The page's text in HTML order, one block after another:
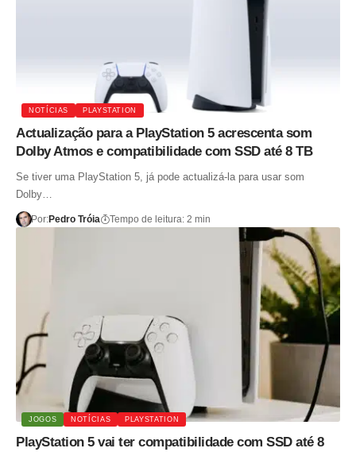
NOTÍCIAS PLAYSTATION
Actualização para a PlayStation 5 acrescenta som
Dolby Atmos e compatibilidade com SSD até 8 TB
Se tiver uma PlayStation 5, já pode actualizá-la para usar som
Dolby…
Por:Pedro Tróia Tempo de leitura: 2 min
JOGOS NOTÍCIAS PLAYSTATION
PlayStation 5 vai ter compatibilidade com SSD até 8